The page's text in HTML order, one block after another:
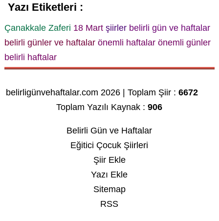
Yazı Etiketleri :
Çanakkale Zaferi 18 Mart şiirler belirli gün ve haftalar
belirli günler ve haftalar önemli haftalar önemli günler
belirli haftalar
belirligünvehaftalar.com 2026 | Toplam Şiir :6672
Toplam Yazılı Kaynak :906
Belirli Gün ve Haftalar
Eğitici Çocuk Şiirleri
Şiir Ekle
Yazı Ekle
Sitemap
RSS